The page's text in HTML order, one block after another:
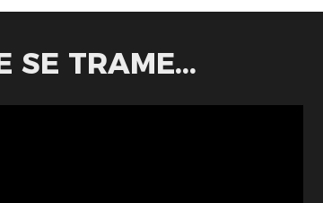
SE TRAME...